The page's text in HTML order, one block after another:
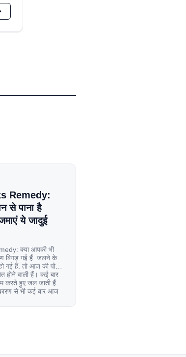
Remedy:
से पाना है
ये जादुई
क्या आपकी भी
बिगड़ गई हैं. जलने के
गई हैं. तो आज की पोस्ट
होने वाली हैं। कई बार
करते हुए जल जाती हैं.
से भी कई बार आज